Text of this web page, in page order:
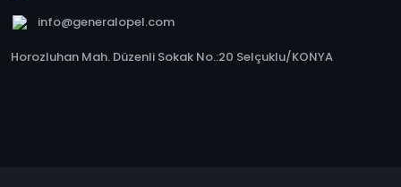
info@generalopel.com
Horozluhan Mah. Düzenli Sokak No.:20 Selçuklu/KONYA